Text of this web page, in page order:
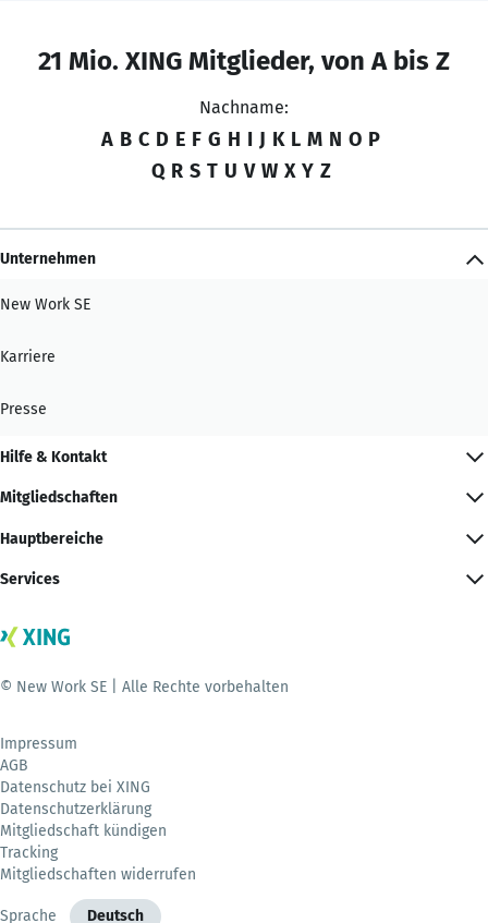
21 Mio. XING Mitglieder, von A bis Z
Nachname:
A B C D E F G H I J K L M N O P
Q R S T U V W X Y Z
Unternehmen
New Work SE
Karriere
Presse
Hilfe & Kontakt
Mitgliedschaften
Hauptbereiche
Services
© New Work SE | Alle Rechte vorbehalten
Impressum
AGB
Datenschutz bei XING
Datenschutzerklärung
Mitgliedschaft kündigen
Tracking
Mitgliedschaften widerrufen
Sprache Deutsch